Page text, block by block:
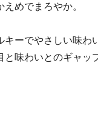
めでまろやか。
キーでやさしい味わ
と味わいとのギャッ